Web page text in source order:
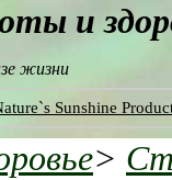
и
жизни
Sunshine
>